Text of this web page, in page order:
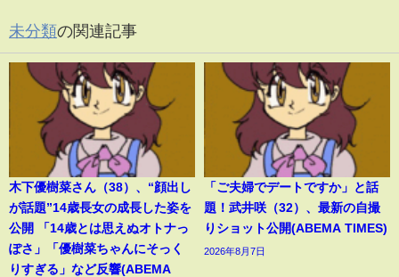
未分類の関連記事
木下優樹菜さん（38）、“顔出し
が話題”14歳長女の成長した姿を
公開 「14歳とは思えぬオトナっ
ぽさ」「優樹菜ちゃんにそっく
りすぎる」など反響(ABEMA
「ご夫婦でデートですか」と話
題！武井咲（32）、最新の自撮
りショット公開(ABEMA TIMES)
2026年8月7日